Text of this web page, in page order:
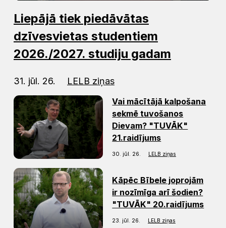
Liepājā tiek piedāvātas
dzīvesvietas studentiem
2026./2027. studiju gadam
31. jūl. 26. LELB ziņas
Vai mācītājā kalpošana
sekmē tuvošanos
Dievam? "TUVĀK"
21.raidījums
30. jūl. 26. LELB ziņas
Kāpēc Bībele joprojām
ir nozīmīga arī šodien?
"TUVĀK" 20.raidījums
23. jūl. 26. LELB ziņas